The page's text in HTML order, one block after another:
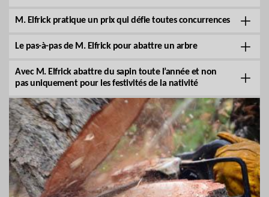
M. Elfrick pratique un prix qui défie toutes concurrences
Le pas-à-pas de M. Elfrick pour abattre un arbre
Avec M. Elfrick abattre du sapin toute l’année et non
pas uniquement pour les festivités de la nativité